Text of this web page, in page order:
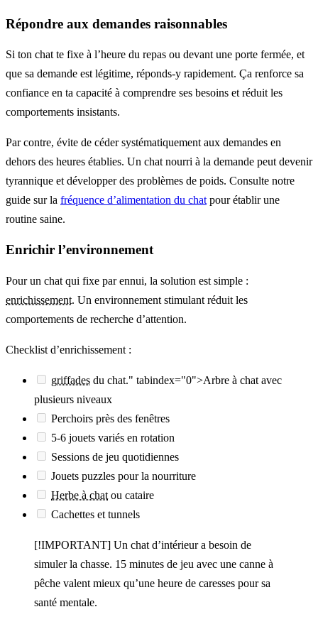
Répondre aux demandes raisonnables
Si ton chat te fixe à l’heure du repas ou devant une porte fermée, et
que sa demande est légitime, réponds-y rapidement. Ça renforce sa
confiance en ta capacité à comprendre ses besoins et réduit les
comportements insistants.
Par contre, évite de céder systématiquement aux demandes en
dehors des heures établies. Un chat nourri à la demande peut devenir
tyrannique et développer des problèmes de poids. Consulte notre
guide sur la fréquence d’alimentation du chat pour établir une
routine saine.
Enrichir l’environnement
Pour un chat qui fixe par ennui, la solution est simple :
enrichissement. Un environnement stimulant réduit les
comportements de recherche d’attention.
Checklist d’enrichissement :
griffades du chat." tabindex="0">Arbre à chat avec
plusieurs niveaux
Perchoirs près des fenêtres
5-6 jouets variés en rotation
Sessions de jeu quotidiennes
Jouets puzzles pour la nourriture
Herbe à chat ou cataire
Cachettes et tunnels
[!IMPORTANT] Un chat d’intérieur a besoin de
simuler la chasse. 15 minutes de jeu avec une canne à
pêche valent mieux qu’une heure de caresses pour sa
santé mentale.